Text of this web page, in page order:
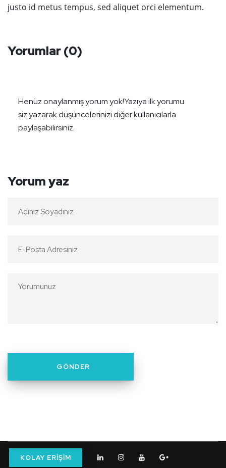
justo id metus tempus, sed aliquet orci elementum.
Yorumlar(0)
Henüz onaylanmış yorum yok!Yazıya ilk yorumu
siz yazarak düşüncelerinizi diğer kullanıcılarla
paylaşabilirsiniz.
Yorum yaz
KOLAY ERİŞİM